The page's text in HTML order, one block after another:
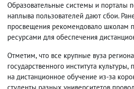
Образовательные системы и порталы
наплыва пользователей дают сбои.
просвещения рекомендовало школам
ресурсами для обеспечения
Отметим, что все крупные вуза региона
государственного института культуры,
на дистанционное обучение из-за